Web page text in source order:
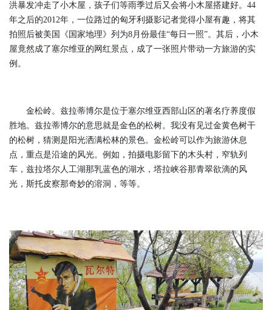
洪暴发冲走了小木屋，孩子们等雨季过后又会将小木屋搭建好。44
年之后的2012年，一位路过的匈牙利摄影记者觉得小屋有趣，将其
拍照后被美国《国家地理》列为8月份最佳“每日一照”。其后，小木
屋竟然成了塞尔维亚的网红景点，成了一张照片带动一方旅游的实
例。
金松岭。兹拉蒂博尔是位于塞尔维亚西部山区的著名疗养度假
胜地。兹拉蒂博尔的意思就是金色的松树。我没有见过金黄色树干
的松树，猜测是阳光洒满松林的景色。金松岭可以作为旅游休息
点，重点是沿途的风光。例如，拍摄电影留下的木头村，窄轨列
车，兹拉塔尔人工湖那乳蓝色的湖水，塔拉峡谷那青翠欲滴的风
光，斯托皮察那奇妙的溶洞，等等。